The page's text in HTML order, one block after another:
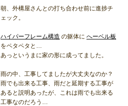
朝、外構屋さんとの打ち合わせ前に進捗チ
ェック。
ハイパーフレーム構造 の躯体に へーベル板
をペタペタと…
あっというまに家の形に成ってました。
雨の中、工事してましたが大丈夫なのか？
雨でも出来る工事、雨だと延期する工事が
あると説明あったが、これは雨でも出来る
工事なのだろう…